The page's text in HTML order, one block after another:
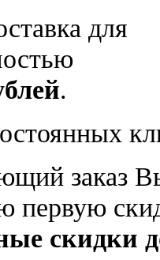
для
.
заказ
первую
скидки